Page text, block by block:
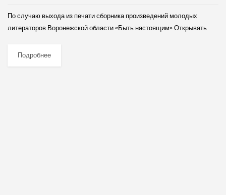
По случаю выхода из печати сборника произведений молодых
литераторов Воронежской области «Быть настоящим» Открывать
небосклоне. Ты еще не знаешь,...
Подробнее